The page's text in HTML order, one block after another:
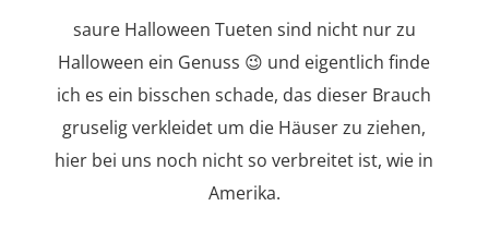
saure Halloween Tueten sind nicht nur zu
Halloween ein Genuss 😉 und eigentlich finde
ich es ein bisschen schade, das dieser Brauch
gruselig verkleidet um die Häuser zu ziehen,
hier bei uns noch nicht so verbreitet ist, wie in
Amerika.